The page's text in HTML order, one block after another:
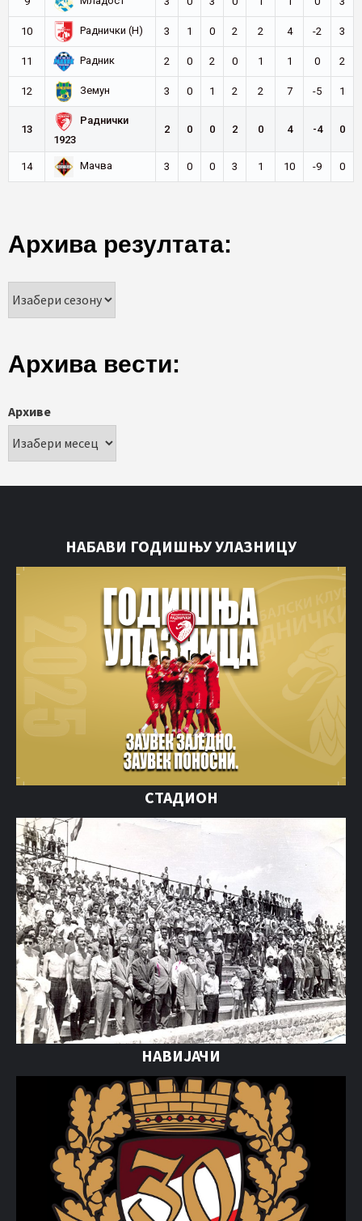
10 Раднички (Н) 3 1 0 2 2 4 -2 3
11 Радник 2 0 2 0 1 1 0 2
12 Земун 3 0 1 2 2 7 -5 1
13
Раднички
1923
2 0 0 2 0 4 -4 0
14 Мачва 3 0 0 3 1 10 -9 0
Архива резултата:
Архива вести:
Архиве
НАБАВИ ГОДИШЊУ УЛАЗНИЦУ
СТАДИОН
НАВИЈАЧИ